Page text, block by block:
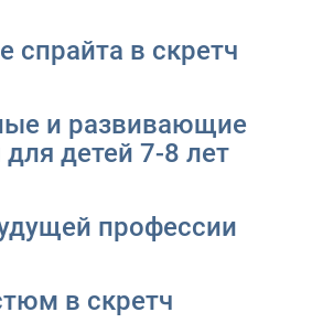
спрайта в скретч
и развивающие
для детей 7-8 лет
профессии
в скретч